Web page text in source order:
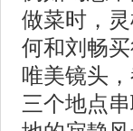
做菜时，
何和刘畅
唯美镜头
三个地点